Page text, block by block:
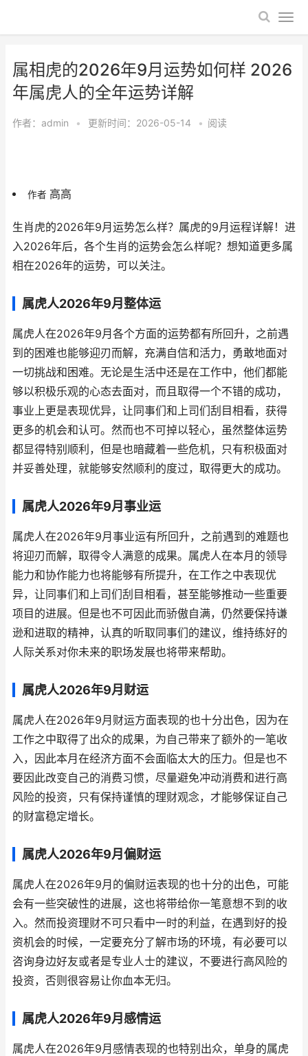
属相虎的2026年9月运势如何样 2026
年属虎人的全年运势详解
作者： admin • 更新时间：2026-05-14 • 阅读
作者 高高
生肖虎的2026年9月运势怎么样？属虎的9月运程详解！进
入2026年后，各个生肖的运势会怎么样呢？想知道更多属
相在2026年的运势，可以关注。
属虎人2026年9月整体运
属虎人在2026年9月各个方面的运势都有所回升，之前遇
到的困难也能够迎刃而解，充满自信和活力，勇敢地面对
一切挑战和困难。无论是生活中还是在工作中，他们都能
够以积极乐观的心态去面对，而且取得一个不错的成功，
事业上更是表现优异，让同事们和上司们刮目相看，获得
更多的机会和认可。然而也不可掉以轻心，虽然整体运势
都显得特别顺利，但是也暗藏着一些危机，只有积极面对
并妥善处理，就能够安然顺利的度过，取得更大的成功。
属虎人2026年9月事业运
属虎人在2026年9月事业运有所回升，之前遇到的难题也
将迎刃而解，取得令人满意的成果。属虎人在本月的领导
能力和协作能力也将能够有所提升，在工作之中表现优
异，让同事们和上司们刮目相看，甚至能够推动一些重要
项目的进展。但是也不可因此而骄傲自满，仍然要保持谦
逊和进取的精神，认真的听取同事们的建议，维持练好的
人际关系对你未来的职场发展也将带来帮助。
属虎人2026年9月财运
属虎人在2026年9月财运方面表现的也十分出色，因为在
工作之中取得了出众的成果，为自己带来了额外的一笔收
入，因此本月在经济方面不会面临太大的压力。但是也不
要因此改变自己的消费习惯，尽量避免冲动消费和进行高
风险的投资，只有保持谨慎的理财观念，才能够保证自己
的财富稳定增长。
属虎人2026年9月偏财运
属虎人在2026年9月的偏财运表现的也十分的出色，可能
会有一些突破性的进展，这也将带给你一笔意想不到的收
入。然而投资理财不可只看中一时的利益，在遇到好的投
资机会的时候，一定要充分了解市场的环境，有必要可以
咨询身边好友或者是专业人士的建议，不要进行高风险的
投资，否则很容易让你血本无归。
属虎人2026年9月感情运
属虎人在2026年9月感情表现的也特别出众，单身的属虎